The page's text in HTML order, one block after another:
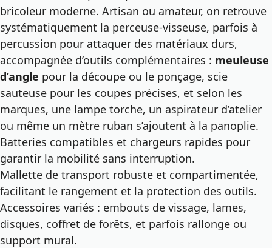
bricoleur moderne. Artisan ou amateur, on retrouve
systématiquement la perceuse-visseuse, parfois à
percussion pour attaquer des matériaux durs,
accompagnée d’outils complémentaires : meuleuse
d’angle pour la découpe ou le ponçage, scie
sauteuse pour les coupes précises, et selon les
marques, une lampe torche, un aspirateur d’atelier
ou même un mètre ruban s’ajoutent à la panoplie.
Batteries compatibles et chargeurs rapides pour
garantir la mobilité sans interruption.
Mallette de transport robuste et compartimentée,
facilitant le rangement et la protection des outils.
Accessoires variés : embouts de vissage, lames,
disques, coffret de forêts, et parfois rallonge ou
support mural.